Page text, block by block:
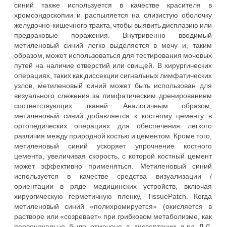
синий также используется в качестве красителя в
хромоэндоскопии и распыляется на слизистую оболочку
желудочно-кишечного тракта, чтобы выявить дисплазию или
предраковые поражения. Внутривенно вводимый
метиленовый синий легко выделяется в мочу и, таким
образом, может использоваться для тестирования мочевых
путей на наличие отверстий или свищей. В хирургических
операциях, таких как диссекции сигнальных лимфатических
узлов, метиленовый синий может быть использован для
визуального слежения за лимфатическим дренированием
соответствующих тканей. Аналогичным образом,
метиленовый синий добавляется к костному цементу в
ортопедических операциях для обеспечения легкого
различия между природной костью и цементом. Кроме того,
метиленовый синий ускоряет упрочнение костного
цемента, увеличивая скорость, с которой костный цемент
может эффективно применяться. Метиленовый синий
используется в качестве средства визуализации /
ориентации в ряде медицинских устройств, включая
хирургическую герметичную пленку, TissuePatch. Когда
метиленовый синий «полихромируется» (окисляется в
растворе или «созревает» при грибковом метаболизме, как